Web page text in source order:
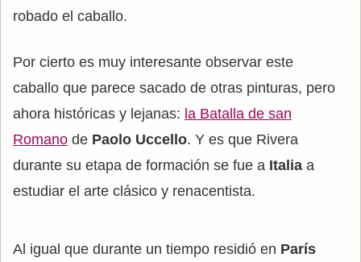
robado el caballo.
Por cierto es muy interesante observar este
caballo que parece sacado de otras pinturas, pero
ahora históricas y lejanas: la Batalla de san
Romano de Paolo Uccello. Y es que Rivera
durante su etapa de formación se fue a Italia a
estudiar el arte clásico y renacentista.
Al igual que durante un tiempo residió en París